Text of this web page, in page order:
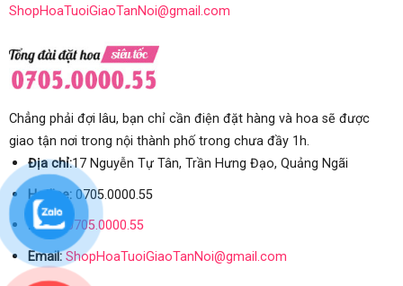
ShopHoaTuoiGiaoTanNoi@gmail.com
Chẳng phải đợi lâu, bạn chỉ cần điện đặt hàng và hoa sẽ được
giao tận nơi trong nội thành phố trong chưa đầy 1h.
Địa chỉ:17 Nguyễn Tự Tân, Trần Hưng Đạo, Quảng Ngãi
Hotline:0705.0000.55
ZALO: 0705.0000.55
Email: ShopHoaTuoiGiaoTanNoi@gmail.com